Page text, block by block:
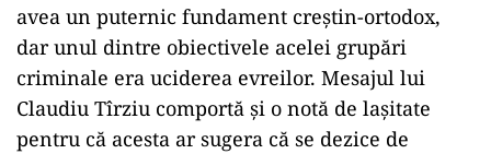
avea un puternic fundament creștin-ortodox,
dar unul dintre obiectivele acelei grupări
criminale era uciderea evreilor. Mesajul lui
Claudiu Tîrziu comportă și o notă de lașitate
pentru că acesta ar sugera că se dezice de